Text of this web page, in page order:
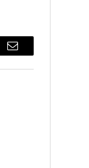
Email